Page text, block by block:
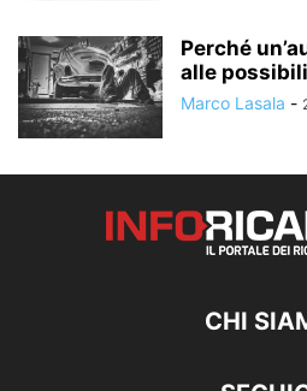
Perché
alle
Marco Lasala -
CHI